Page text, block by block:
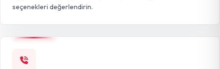
seçenekleri değerlendirin.